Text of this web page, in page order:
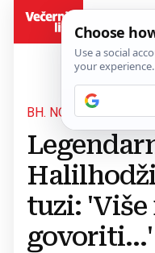
BH. NOGOMETNI
tuzi: 'Više
govoriti...'